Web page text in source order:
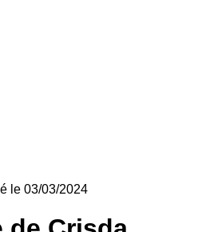
le 03/03/2024